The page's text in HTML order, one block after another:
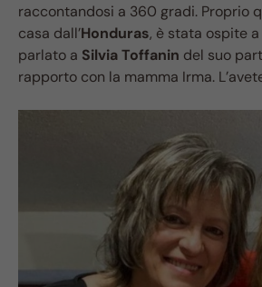
raccontandosi a 360 gradi. Proprio
casa dall’Honduras, è stata ospite a
parlato a Silvia Toffanin del suo
rapporto con la mamma Irma.